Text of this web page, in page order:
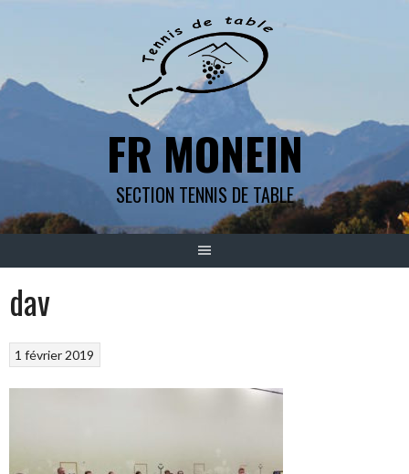
FR MONEIN
SECTION TENNIS DE TABLE
dav
1 février 2019